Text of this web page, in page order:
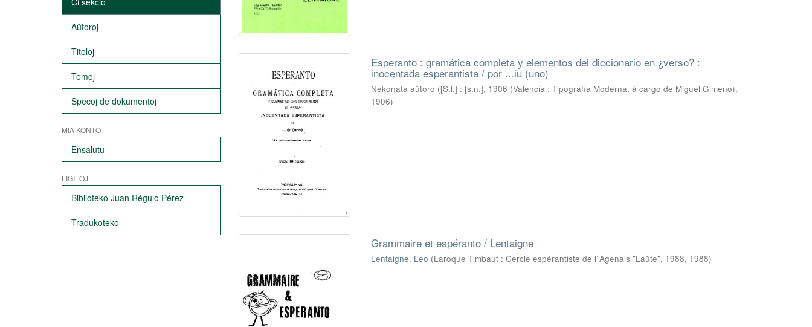
Aŭtoroj
Titoloj
Temoj
Specoj de dokumentoj
MIA KONTO
Ensalutu
LIGILOJ
Biblioteko Juan Régulo Pérez
Tradukoteko
Esperanto : gramática completa y elementos del diccionario en ¿verso? :
inocentada esperantista / por ...iu (uno)
Nekonata aŭtoro ([S.l.] : [s.n.], 1906 (Valencia : Tipografía Moderna, á cargo de Miguel Gimeno),
1906)
Grammaire et espéranto / Lentaigne
Lentaigne, Leo (Laroque Timbaut : Cercle espérantiste de l`Agenais "Laŭte", 1988, 1988)